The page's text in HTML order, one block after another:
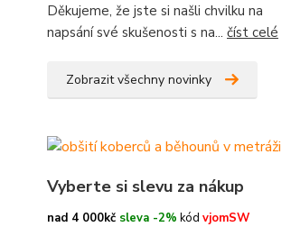
Děkujeme, že jste si našli chvilku na
napsání své skušenosti s na... číst celé
Zobrazit všechny novinky
Vyberte si slevu za nákup
nad 4 000kč sleva -2% kód vjomSW